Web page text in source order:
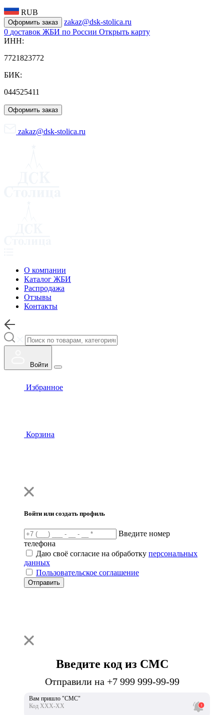
RUB
Оформить заказ
zakaz@dsk-stolica.ru
0 доставок ЖБИ по России Открыть карту
ИНН:
7721823772
БИК:
044525411
Оформить заказ
zakaz@dsk-stolica.ru
О компании
Каталог ЖБИ
Распродажа
Отзывы
Контакты
Войти
Избранное
Корзина
Войти или создать профиль
Введите номер
телефона
Даю своё согласие на обработку персональных
данных
Пользовательское соглашение
Отправить
Введите код из СМС
Отправили на +7 999 999-99-99
Вам пришло "СМС"
Код ХХХ-ХХ